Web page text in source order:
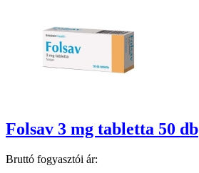
Folsav 3 mg tabletta 50 db
Bruttó fogyasztói ár: